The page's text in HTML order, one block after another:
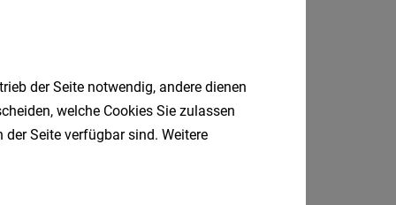
der Seite notwendig, andere dienen
welche Cookies Sie zulassen
Seite verfügbar sind. Weitere